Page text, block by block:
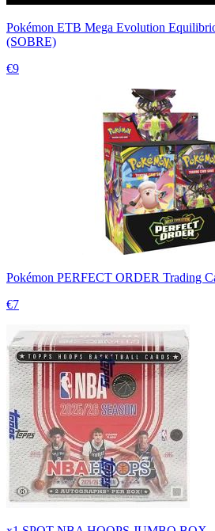
Pokémon ETB Mega Evolution
(SOBRE)
€9
Pokémon PERFECT ORDER Trading
€7